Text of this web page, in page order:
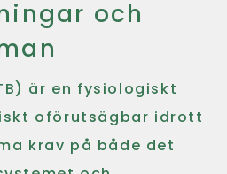
och
är en fysiologiskt
oförutsägbar idrott
krav på både det